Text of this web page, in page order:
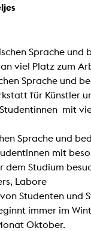
Sprache und
viel Platz zum
Sprache und
für Künstler
mit
Sprache und
mit
Studium
Labore
Studenten und
immer im
Oktober.